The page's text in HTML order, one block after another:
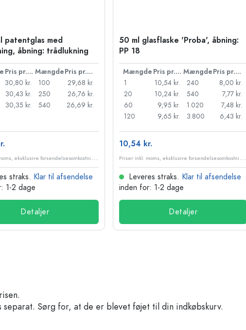
patentglas med
åbning: trådlukning
Pris pr. stk. Mængde
Pris pr. stk.
30,80 kr.
30,43 kr.
30,35 kr.
100
29,68 kr.
250
26,76 kr.
540
26,69 kr.
P
riser inkl. moms, eksklusive forsendelsesomkostninger
straks. Klar til afsendelse
1-2 dage
Detaljer
50 ml glasflaske 'Proba', åbning:
PP 18
Mængde Pris pr. stk. Mængde
Pris pr. stk.
1
10,54 kr.
20
10,24 kr.
60
9,95 kr.
120
9,65 kr.
240
8,00 kr.
540
7,77 kr.
1.020
7,48 kr.
3.800
6,43 kr.
10,54 kr.
P
riser inkl. moms, eksklusive forsendelsesomkostninger
Leveres straks. Klar til afsendelse
inden for: 1-2 dage
Detaljer
separat. Sørg for, at de er blevet føjet til din indkøbskurv.